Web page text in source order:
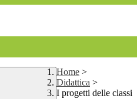
Home >
Didattica >
I progetti delle classi